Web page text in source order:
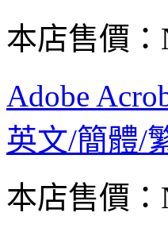
本店售價：
Adobe
英文/簡體/
本店售價：